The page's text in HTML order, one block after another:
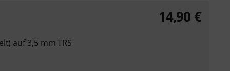
auf 3,5 mm TRS
14,90 €